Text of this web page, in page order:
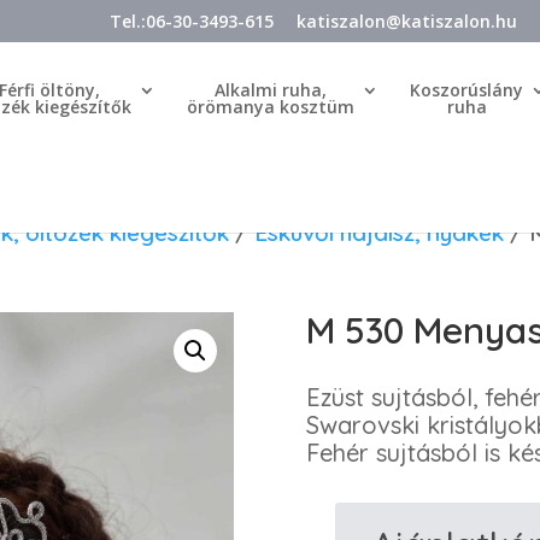
Tel.:06-30-3493-615 katiszalon@katiszalon.hu
Férfi öltöny,
kiegészítők
Alkalmi ruha,
örömanya kosztüm
Koszorúslány
ruha
öltözék kiegészítők/Esküvői hajdísz, nyakék/
M 530
Ezüst sujtásból,
Swarovski
Fehér sujtásból is